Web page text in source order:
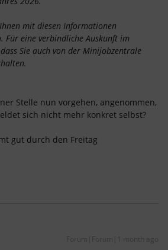
mit diesen Informationen
Für eine verbindliche Auskunft im
Sie auch von der Minijobzentrale
Stelle nun vorgehen, angenommen,
sich nicht mehr konkret selbst?
gut durch den Freitag
Forum|Forum|1 month ago